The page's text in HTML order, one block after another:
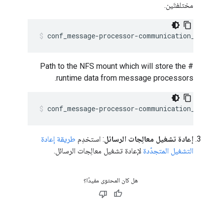
مختلفتَين.
conf_message-processor-
# Path to the NFS mount which will store the
runtime data from message processors.
conf_message-processor-
إعادة تشغيل معالِجات الرسائل: استخدِم طريقة إعادة
التشغيل المتجدّدة لإعادة تشغيل معالِجات الرسائل.
هل كان المحتوى مفيدًا؟